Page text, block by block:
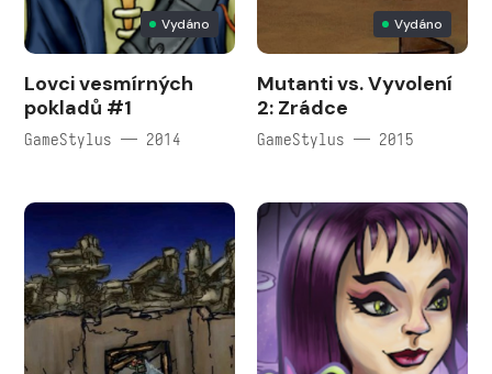
Vydáno
Lovci vesmírných
pokladů #1
GameStylus — 2014
Vydáno
Mutanti vs. Vyvolení
2: Zrádce
GameStylus — 2015